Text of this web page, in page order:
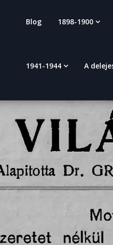
Blog 1898-1900
1941-1944 A